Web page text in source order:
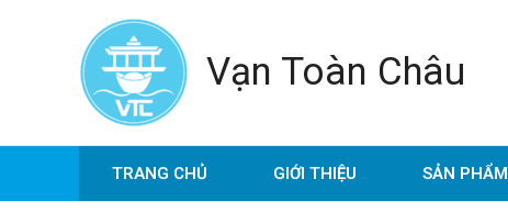
Vạn Toàn Châu
TRANG CHỦ GIỚI THIỆU SẢN PHẨM